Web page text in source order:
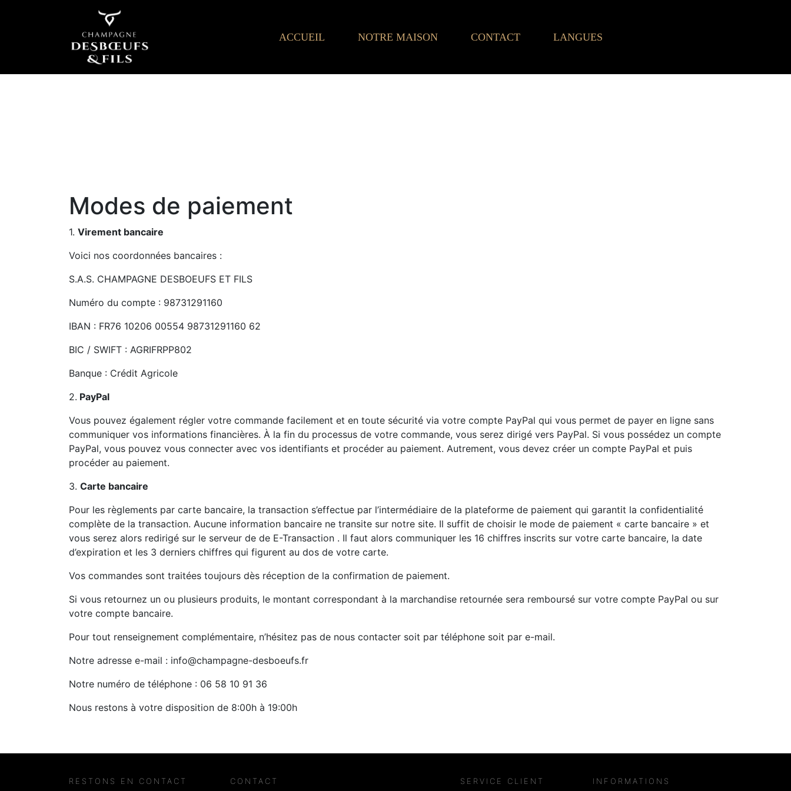
ACCUEIL NOTRE MAISON CONTACT LANGUES
Modes de paiement
1. Virement bancaire
Voici nos coordonnées bancaires :
S.A.S. CHAMPAGNE DESBOEUFS ET FILS
Numéro du compte : 98731291160
IBAN : FR76 10206 00554 98731291160 62
BIC / SWIFT : AGRIFRPP802
Banque : Crédit Agricole
2. PayPal
Vous pouvez également régler votre commande facilement et en toute sécurité via votre compte PayPal qui vous permet de payer en ligne sans
communiquer vos informations financières. À la fin du processus de votre commande, vous serez dirigé vers PayPal. Si vous possédez un compte
PayPal, vous pouvez vous connecter avec vos identifiants et procéder au paiement. Autrement, vous devez créer un compte PayPal et puis
procéder au paiement.
3. Carte bancaire
Pour les règlements par carte bancaire, la transaction s’effectue par l’intermédiaire de la plateforme de paiement qui garantit la confidentialité
complète de la transaction. Aucune information bancaire ne transite sur notre site. Il suffit de choisir le mode de paiement « carte bancaire » et
vous serez alors redirigé sur le serveur de de E-Transaction . Il faut alors communiquer les 16 chiffres inscrits sur votre carte bancaire, la date
d’expiration et les 3 derniers chiffres qui figurent au dos de votre carte.
Vos commandes sont traitées toujours dès réception de la confirmation de paiement.
Si vous retournez un ou plusieurs produits, le montant correspondant à la marchandise retournée sera remboursé sur votre compte PayPal ou sur
votre compte bancaire.
Pour tout renseignement complémentaire, n’hésitez pas de nous contacter soit par téléphone soit par e-mail.
Notre adresse e-mail : info@champagne-desboeufs.fr
Notre numéro de téléphone : 06 58 10 91 36
Nous restons à votre disposition de 8:00h à 19:00h
RESTONS EN CONTACT CONTACT SERVICE CLIENT INFORMATIONS